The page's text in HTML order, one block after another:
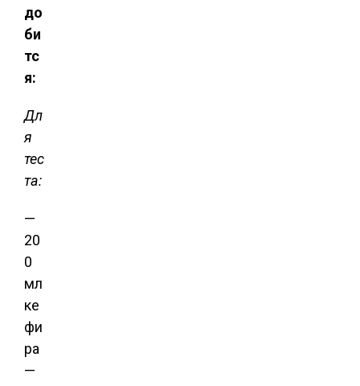
до
би
тс
я:
Дл
я
тес
та:
—
20
0
мл
ке
фи
ра
—